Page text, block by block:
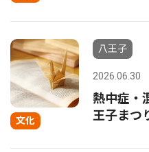
文化
八王子
2026.06.30
熱中症・
王子まつ